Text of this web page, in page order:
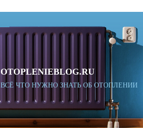
OTOPLENIEBLOG.RU
ВСЁ ЧТО НУЖНО ЗНАТЬ ОБ ОТОПЛЕНИИ